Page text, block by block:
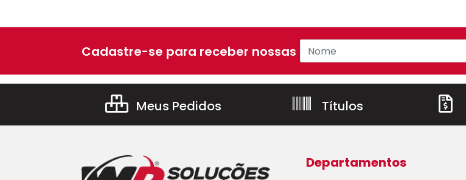
Cadastre-se para receber nossas ofertas!
Meus Pedidos Títulos
Departamentos